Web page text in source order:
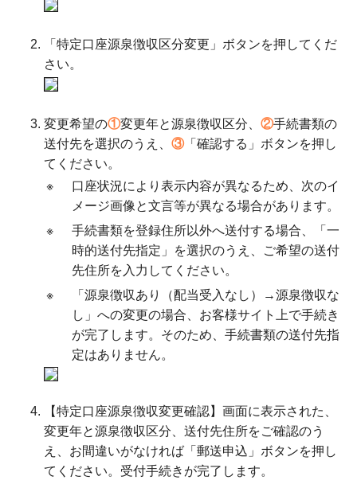
「特定口座源泉徴収区分変更」ボタンを押してくだ
さい。
変更希望の①変更年と源泉徴収区分、 ②手続書類の
送付先を選択のうえ、 ③「確認する」ボタンを押し
てください。
※
口座状況により表示内容が異なるため、次のイ
メージ画像と文言等が異なる場合があります。
※
手続書類を登録住所以外へ送付する場合、「一
時的送付先指定」を選択のうえ、ご希望の送付
先住所を入力してください。
※
「源泉徴収あり（配当受入なし）→源泉徴収な
し」への変更の場合、お客様サイト上で手続き
が完了します。そのため、手続書類の送付先指
定はありません。
【特定口座源泉徴収変更確認】画面に表示された、
変更年と源泉徴収区分、送付先住所をご確認のう
え、お間違いがなければ「郵送申込」ボタンを押し
てください。受付手続きが完了します。